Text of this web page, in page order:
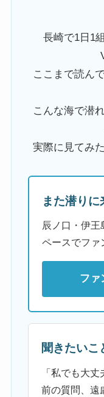
長崎で1日1
ここまで読ん
こんな海で潜
実際に見てみ
また潜り
辰ノ口・伊
ペースでファ
ファ
聞きたいこ
「私でも大
前の質問、遠